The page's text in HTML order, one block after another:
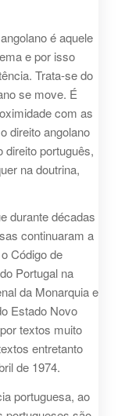
é aquele
e por isso
Trata-se do
se move. É
com as
direito angolano
direito português,
na doutrina,
durante décadas
continuaram a
Código de
Portugal na
da Monarquia e
Estado Novo
textos muito
entretanto
de 1974.
portuguesa, ao